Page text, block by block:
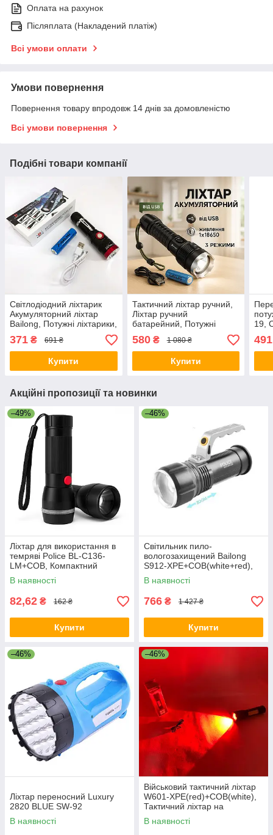
Оплата на рахунок
Післяплата (Накладений платіж)
Всі умови оплати
Умови повернення
Повернення товару впродовж 14 днів за домовленістю
Всі умови повернення
Подібні товари компанії
Світлодіодний ліхтарик
Акумуляторний ліхтар
Bailong, Потужні ліхтарики,
Фірмовий ручний ліхтар
RB-67
371 ₴ 691 ₴
Купити
Тактичний ліхтар ручний,
Ліхтар ручний
батарейний, Потужні
ліхтарики, Тактичні ліхтарі
з зумом VG-78
580₴ 1 080 ₴
Купити
19,
36
491
Акційні пропозиції та новинки
–49%
Ліхтар для використання в
темряві Police BL-C136-
LM+COB, Компактний
портативний ліхтар ZA-15
В наявності
82,62 ₴ 162 ₴
Купити
–46%
Світильник пило-
вологозахищений Bailong
S912-XPE+COB(white+red),
LED ліхтар потужний на
вулицю AT-82
В наявності
766 ₴ 1 427 ₴
Купити
–46%
Ліхтар переносний Luxury
2820 BLUE SW-92
В наявності
–46%
Військовий тактичний ліхтар
W601-XPE(red)+COB(white),
Тактичний ліхтар на
акумуляторі з юсб YO-40
В наявності